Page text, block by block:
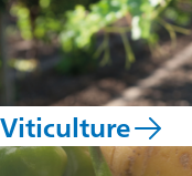
Viticulture